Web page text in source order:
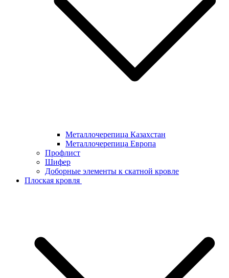
Металлочерепица Казахстан
Металлочерепица Европа
Профлист
Шифер
Доборные элементы к скатной кровле
Плоская кровля